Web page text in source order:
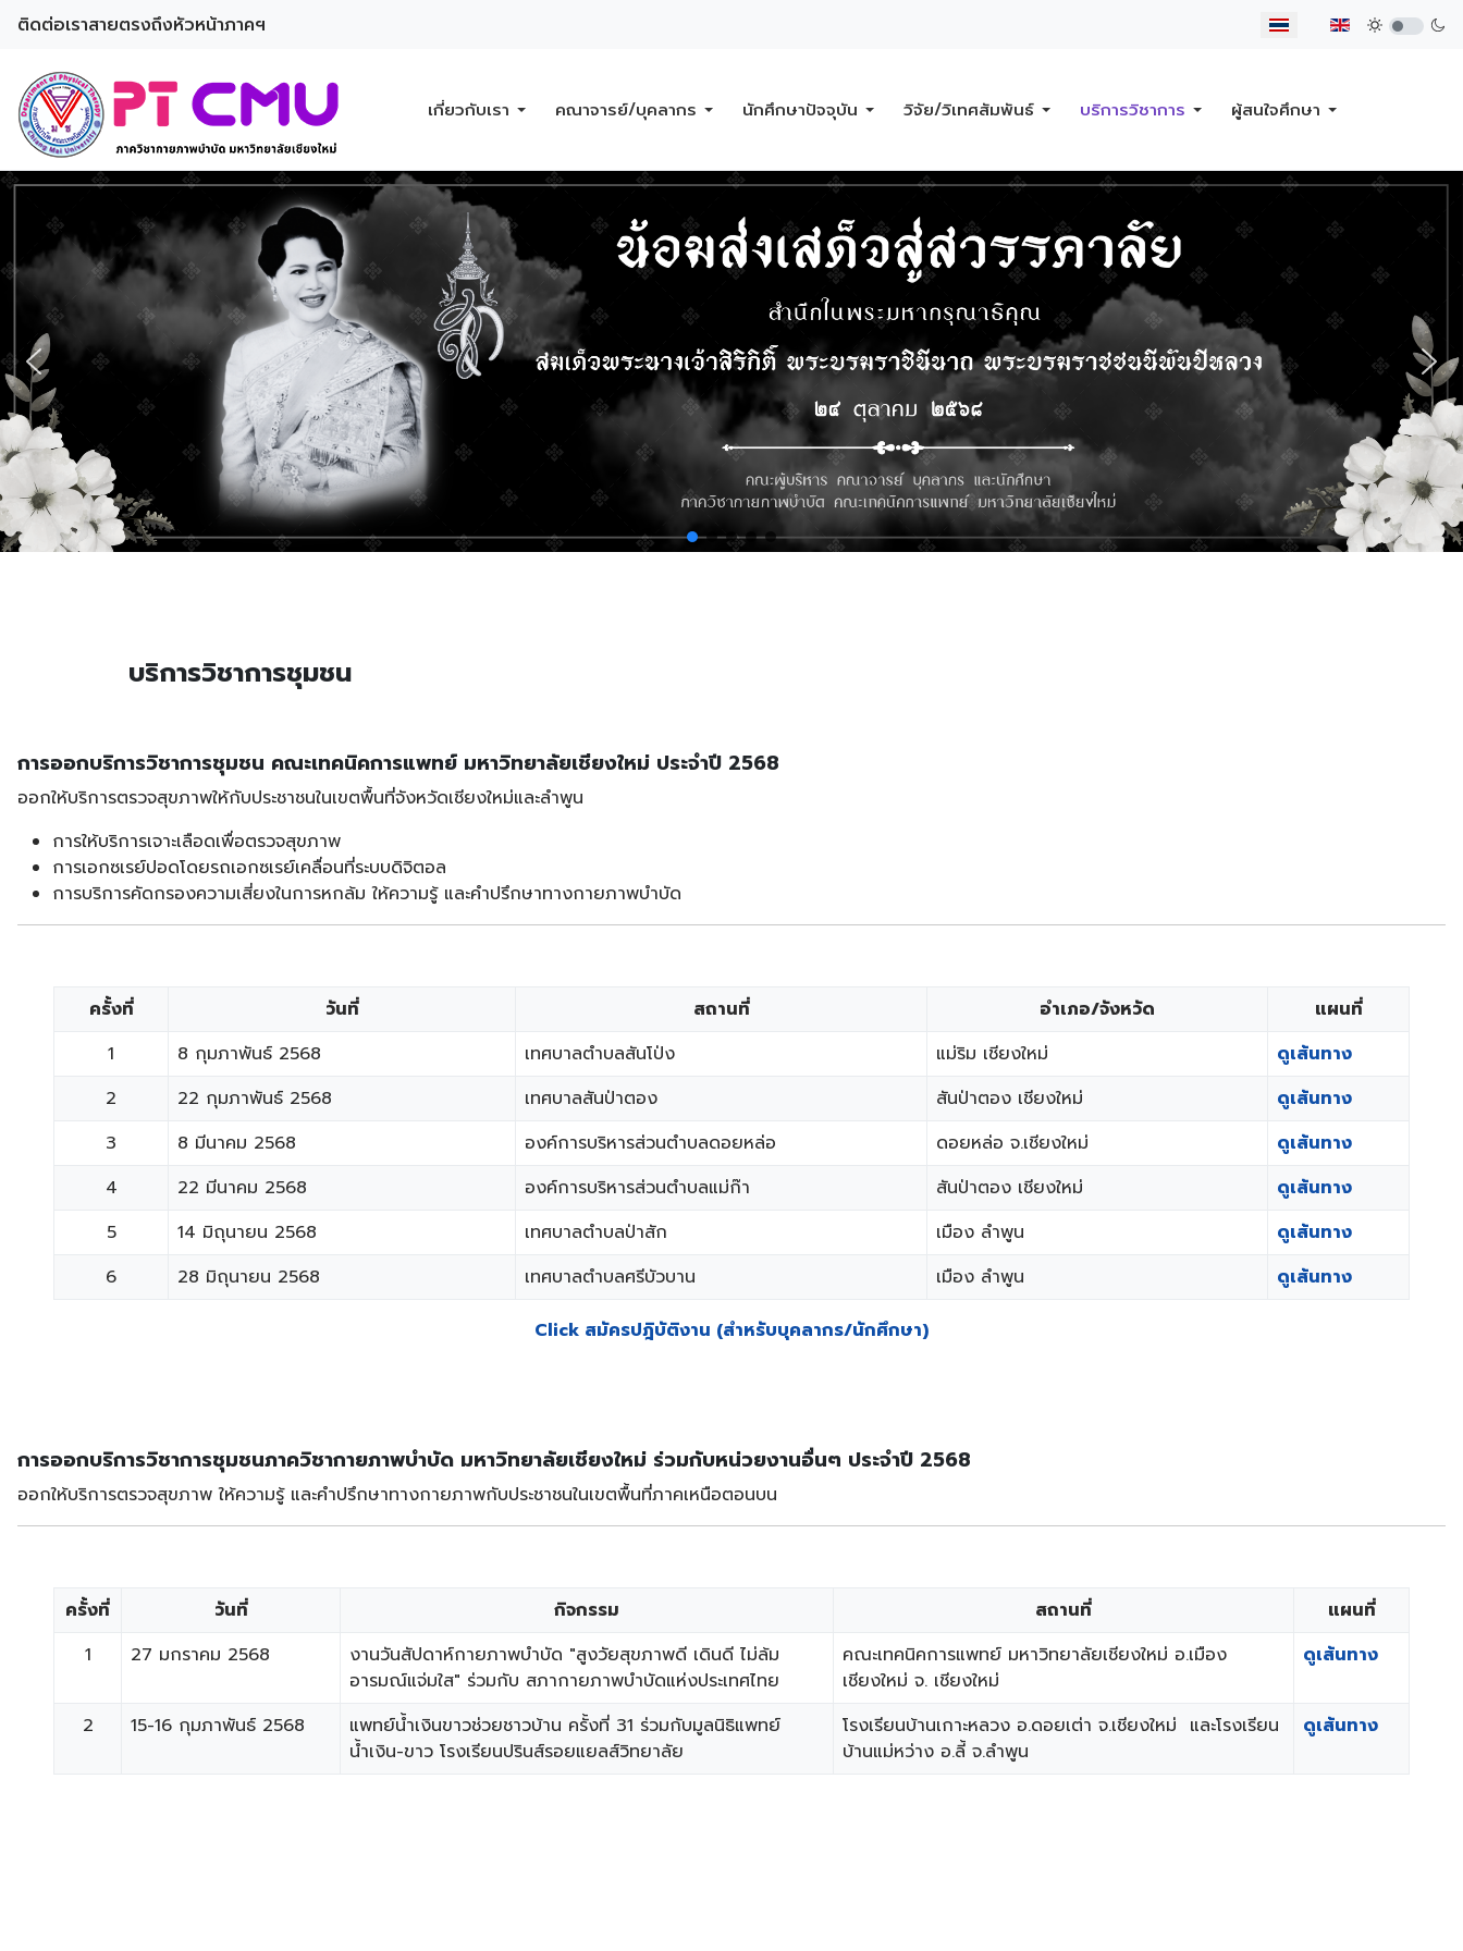
ติดต่อเราสายตรงถึงหัวหน้าภาคฯ เลือกภาษาของคุณ
เกี่ยวกับเรา คณาจารย์/บุคลากร นักศึกษาปัจจุบัน วิจัย/วิเทศสัมพันธ์ บริการวิชาการ ผู้สนใจศึกษา
บริการวิชาการชุมชน
การออกบริการวิชาการชุมชน คณะเทคนิคการแพทย์ มหาวิทยาลัยเชียงใหม่ ประจำปี 2568
ออกให้บริการตรวจสุขภาพให้กับประชาชนในเขตพื้นที่จังหวัดเชียงใหม่และลำพูน
การให้บริการเจาะเลือดเพื่อตรวจสุขภาพ
การเอกซเรย์ปอดโดยรถเอกซเรย์เคลื่อนที่ระบบดิจิตอล
การบริการคัดกรองความเสี่ยงในการหกล้ม ให้ความรู้ และคำปรึกษาทางกายภาพบำบัด
ครั้งที่ วันที่ ​สถานที่ ​อำเภอ/จังหวัด
​แผนที่
1
8 กุมภาพันธ์ 2568 ​เทศบาลตำบลสันโป่ง แม่ริม เชียงใหม่
ดูเส้นทาง
2
22 กุมภาพันธ์ 2568 ​​เทศบาลสันป่าตอง สันป่าตอง เชียงใหม่
ดูเส้นทาง
​3
8 มีนาคม 2568 องค์การบริหารส่วนตำบลดอยหล่อ ดอยหล่อ จ.เชียงใหม่
ดูเส้นทาง
​4
22 มีนาคม 2568 ​​องค์การบริหารส่วนตำบลแม่ก๊า สันป่าตอง เชียงใหม่
ดูเส้นทาง
​5
14 มิถุนายน 2568 เทศบาลตำบลป่าสัก ​เมือง ลำพูน
ดูเส้นทาง
​6
28 มิถุนายน 2568​ เทศบาลตำบลศรีบัวบาน​ ​เมือง ลำพูน ดูเส้นทาง
Click สมัครปฎิบัติงาน (สำหรับบุคลากร/นักศึกษา)
การออกบริการวิชาการชุมชนภาควิชากายภาพบำบัด มหาวิทยาลัยเชียงใหม่ ร่วมกับหน่วยงานอื่นๆ ประจำปี 2568
ออกให้บริการตรวจสุขภาพ ให้ความรู้ และคำปรึกษาทางกายภาพกับประชาชนในเขตพื้นที่ภาคเหนือตอนบน
ครั้งที่ วันที่ กิจกรรม ​สถานที่
​แผนที่
1
27 มกราคม 2568
งานวันสัปดาห์กายภาพบำบัด "สูงวัยสุขภาพดี เดินดี ไม่ล้ม
อารมณ์แจ่มใส" ร่วมกับ สภากายภาพบำบัดแห่งประเทศไทย
คณะเทคนิคการแพทย์ มหาวิทยาลัยเชียงใหม่ อ.เมือง
เชียงใหม่ จ. เชียงใหม่
ดูเส้นทาง
2 15-16 กุมภาพันธ์ 2568
​แพทย์น้ำเงินขาวช่วยชาวบ้าน ครั้งที่ 31 ร่วมกับมูลนิธิแพทย์
น้ำเงิน-ขาว โรงเรียนปรินส์รอยแยลส์วิทยาลัย​
โรงเรียนบ้านเกาะหลวง อ.ดอยเต่า จ.เชียงใหม่ และโรงเรียน
บ้านแม่หว่าง อ.ลี้ จ.ลำพูน
ดูเส้นทาง